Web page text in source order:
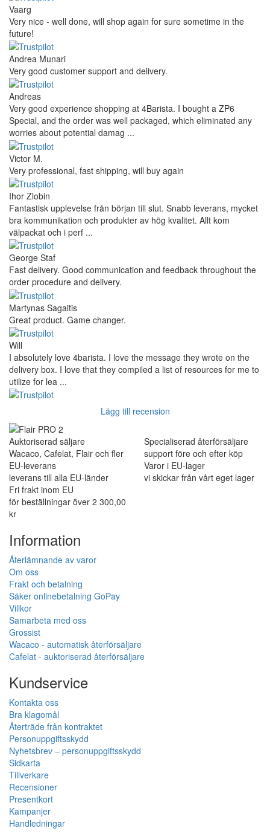
Vaarg
Very nice - well done, will shop again for sure sometime in the
future!
Andrea Munari
Very good customer support and delivery.
Andreas
Very good experience shopping at 4Barista. I bought a ZP6
Special, and the order was well packaged, which eliminated any
worries about potential damag ...
Victor M.
Very professional, fast shipping, will buy again
Ihor Zlobin
Fantastisk upplevelse från början till slut. Snabb leverans, mycket
bra kommunikation och produkter av hög kvalitet. Allt kom
välpackat och i perf ...
George Staf
Fast delivery. Good communication and feedback throughout the
order procedure and delivery.
Martynas Sagaitis
Great product. Game changer.
Will
I absolutely love 4barista. I love the message they wrote on the
delivery box. I love that they compiled a list of resources for me to
utilize for lea ...
Lägg till recension
Auktoriserad säljare
Wacaco, Cafelat, Flair och fler
Specialiserad återförsäljare
support före och efter köp
EU-leverans
leverans till alla EU-länder
Varor i EU-lager
vi skickar från vårt eget lager
Fri frakt inom EU
för beställningar över 2 300,00
kr
Information
Återlämnande av varor
Om oss
Frakt och betalning
Säker onlinebetalning GoPay
Villkor
Samarbeta med oss
Grossist
Wacaco - automatisk återförsäljare
Cafelat - auktoriserad återförsäljare
Kundservice
Kontakta oss
Bra klagomål
Återträde från kontraktet
Personuppgiftsskydd
Nyhetsbrev – personuppgiftsskydd
Sidkarta
Tillverkare
Recensioner
Presentkort
Kampanjer
Handledningar